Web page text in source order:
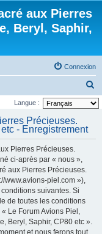
aux Pierres
Beryl, Saphir,
Connexion
e
Langue :
Précieuses.
- Enregistrement
Pierres Précieuses.
ci-après par « nous »,
aux Pierres Précieuses.
www.avions-piel.com »),
suivantes. Si
de toutes les conditions
Le Forum Avions Piel,
Beryl, Saphir, CP80 etc ».
et nous ferons tout